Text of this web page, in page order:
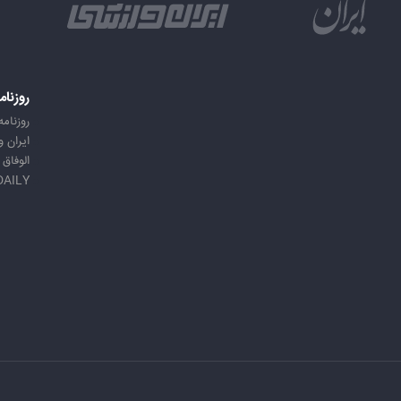
الوفاق